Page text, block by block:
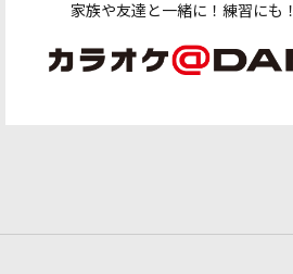
家族や友達と一緒に！練習にも！